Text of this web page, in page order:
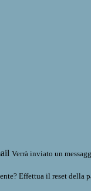
Verrà inviato un
Effettua il reset della